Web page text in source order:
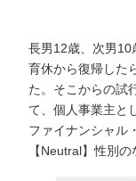
長男12歳、次男10
育休から復帰した
た。そこからの試
て、個人事業主と
ファイナンシャル
【Neutral】性別